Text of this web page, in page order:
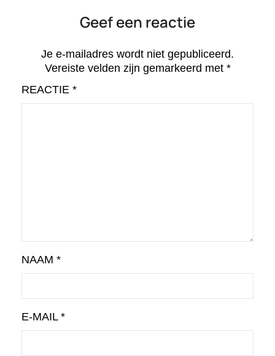
Geef een reactie
Je e-mailadres wordt niet gepubliceerd.
Vereiste velden zijn gemarkeerd met *
REACTIE *
NAAM *
E-MAIL *